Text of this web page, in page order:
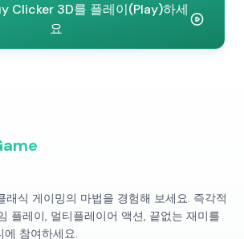
Clicker 3D를 플레이(Play)하세
요
래식 게이밍의 마법을 경험해 보세요. 즉각적
플레이, 멀티플레이어 액션, 끝없는 재미를
에 참여하세요.